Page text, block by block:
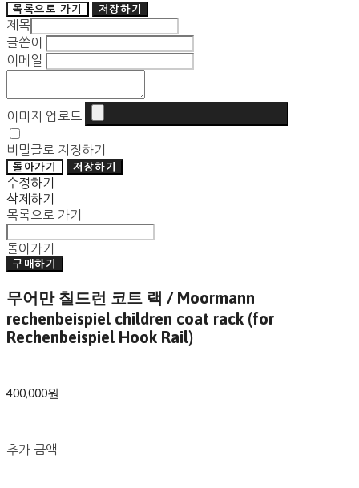
목록으로 가기 저장하기
제목
글쓴이
이메일
이미지 업로드
비밀글로 지정하기
돌아가기 저장하기
수정하기
삭제하기
목록으로 가기
돌아가기
구매하기
무어만 칠드런 코트 랙 / Moormann
rechenbeispiel children coat rack (for
Rechenbeispiel Hook Rail)
400,000원
추가 금액